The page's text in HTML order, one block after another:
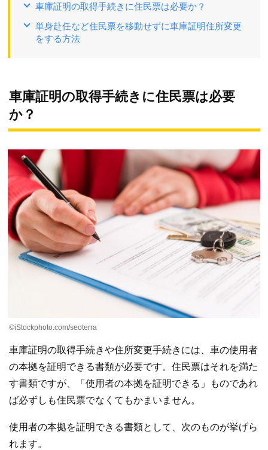
車庫証明の取得手続きに住民票は必要か？
単身赴任など住民票を移動せずに車庫証明住所変更
をする方法
車庫証明の取得手続きに住民票は必要
か？
©iStockphoto.com/seoterra
車庫証明の取得手続きや住所変更手続きには、車の使用者
の本拠を証明できる書類が必要です。住民票はそれを満た
す書類ですが、「使用者の本拠を証明できる」ものであれ
ば必ずしも住民票でなくてもかまいません。
使用者の本拠を証明できる書類として、次のものが挙げら
れます。